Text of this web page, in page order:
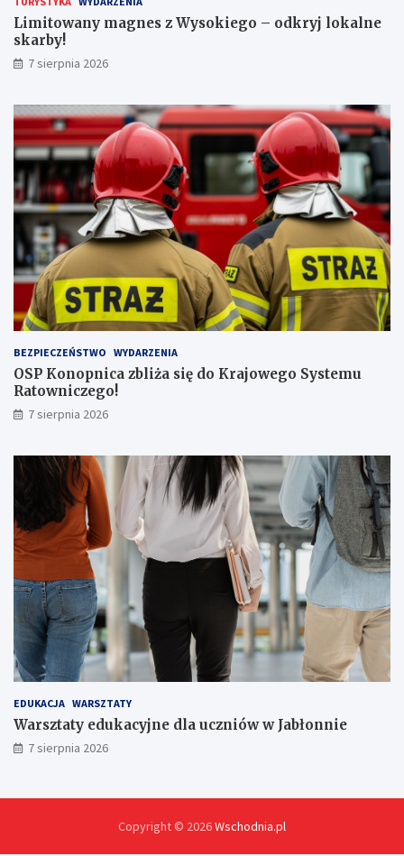
c
z
n
a
y
ż
s
z
ą
l
c
z
b
ą
a
a
ż
e
r
!
a
r
b
y
Limitowany magnes z Wysokiego – odkryj lokalne
skarby!
7 sierpnia 2026
BEZPIECZEŃSTWO WYDARZENIA
OSP Konopnica zbliża się do Krajowego Systemu
Ratowniczego!
7 sierpnia 2026
EDUKACJA WARSZTATY
Warsztaty edukacyjne dla uczniów w Jabłonnie
7 sierpnia 2026
Copyright © 2026Wschodnia.pl